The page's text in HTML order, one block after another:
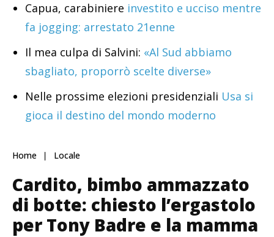
Capua, carabiniere investito e ucciso mentre
fa jogging: arrestato 21enne
Il mea culpa di Salvini: «Al Sud abbiamo
sbagliato, proporrò scelte diverse»
Nelle prossime elezioni presidenziali Usa si
gioca il destino del mondo moderno
Home Locale
Cardito, bimbo ammazzato
di botte: chiesto l’ergastolo
per Tony Badre e la mamma